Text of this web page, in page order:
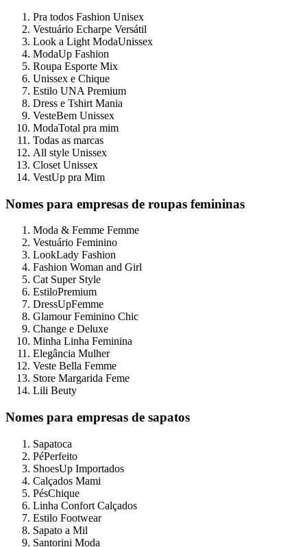
Pra todos Fashion Unisex
Vestuário Echarpe Versátil
Look a Light ModaUnissex
ModaUp Fashion
Roupa Esporte Mix
Unissex e Chique
Estilo UNA Premium
Dress e Tshirt Mania
VesteBem Unissex
ModaTotal pra mim
Todas as marcas
All style Unissex
Closet Unissex
VestUp pra Mim
Nomes para empresas de roupas femininas
Moda & Femme Femme
Vestuário Feminino
LookLady Fashion
Fashion Woman and Girl
Cat Super Style
EstiloPremium
DressUpFemme
Glamour Feminino Chic
Change e Deluxe
Minha Linha Feminina
Elegância Mulher
Veste Bella Femme
Store Margarida Feme
Lili Beuty
Nomes para empresas de sapatos
Sapatoca
PéPerfeito
ShoesUp Importados
Calçados Mami
PésChique
Linha Confort Calçados
Estilo Footwear
Sapato a Mil
Santorini Moda